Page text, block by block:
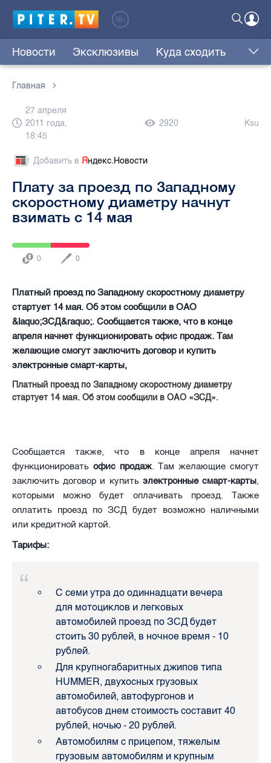
Новости Эксклюзивы Куда сходить
Главная
27 апреля
2011 года,
18:45
2920 Ksu
Добавить в Яндекс.Новости
Плату за проезд по Западному
скоростному диаметру начнут
взимать с 14 мая
0 0
Платный проезд по Западному скоростному диаметру
стартует 14 мая. Об этом сообщили в ОАО
&laquo;ЗСД&raquo;. Сообщается также, что в конце
апреля начнет функционировать офис продаж. Там
желающие смогут заключить договор и купить
электронные смарт-карты,
Платный проезд по Западному скоростному диаметру
стартует 14 мая. Об этом сообщили в ОАО «ЗСД».
Сообщается также, что в конце апреля начнет
функционировать офис продаж. Там желающие смогут
заключить договор и купить электронные смарт-карты,
которыми можно будет оплачивать проезд. Также
оплатить проезд по ЗСД будет возможно наличными
или кредитной картой.
Тарифы:
С семи утра до одиннадцати вечера
для мотоциклов и легковых
автомобилей проезд по ЗСД будет
стоить 30 рублей, в ночное время - 10
рублей.
Для крупногабаритных джипов типа
HUMMER, двухосных грузовых
автомобилей, автофургонов и
автобусов днем стоимость составит 40
рублей, ночью - 20 рублей.
Автомобилям с прицепом, тяжелым
грузовым автомобилям и крупным